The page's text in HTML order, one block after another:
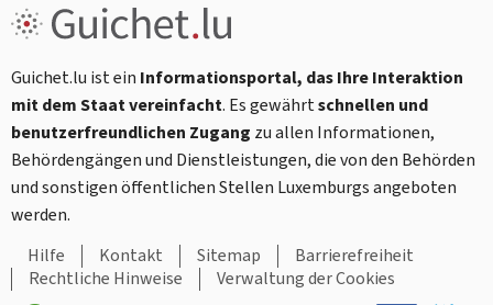
Guichet.lu ist ein Informationsportal, das Ihre Interaktion
mit dem Staat vereinfacht. Es gewährtschnellen und
benutzerfreundlichen Zugang zu allen Informationen,
Behördengängen und Dienstleistungen, die von den Behörden
und sonstigen öffentlichen Stellen Luxemburgs angeboten
werden.
Hilfe
Kontakt Sitemap
Barrierefreiheit
Rechtliche Hinweise
Verwaltung der Cookies